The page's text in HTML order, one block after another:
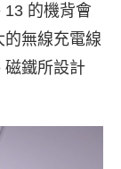
13 的機背會
無線充電線
磁鐵所設計